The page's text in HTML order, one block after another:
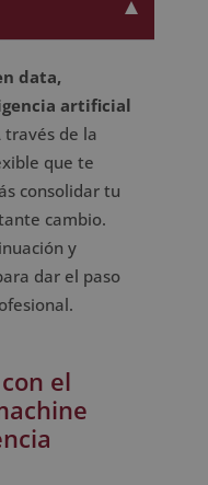
data,
artificial
través de la
que te
consolidar tu
cambio.
y
dar el paso
el